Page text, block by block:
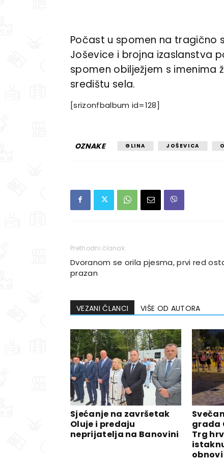
Počast u spomen na tragično
Joševice i brojna izaslanstva
spomen obilježjem s imenima
središtu sela.
[srizonfbalbum id=128]
OZNAKE GLINA JOŠEVICA
Prethodni članak
Dvoranom se orila pjesma, prvi red
prazan
VEZANI ČLANCI VIŠE OD AUTORA
Sjećanje na završetak
Oluje i predaju
neprijatelja na Banovini
grada
Trg
obnovi